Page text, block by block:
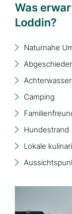
Was
Loddin?
Naturnahe
Achterwasser
Camping
Hundestrand
Lokale